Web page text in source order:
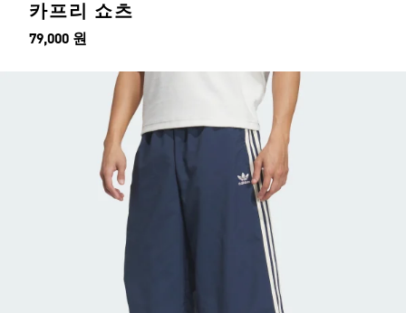
카프리 쇼츠
가격
79,000 원